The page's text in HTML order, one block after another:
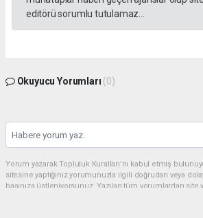
editörü sorumlu tutulamaz...
Okuyucu Yorumları (0)
Yorum yazarak Topluluk Kuralları’nı kabul etmiş
sitesine yaptığınız yorumunuzla ilgili doğrudan veya
başınıza üstleniyorsunuz. Yazılan tüm yorumlardan